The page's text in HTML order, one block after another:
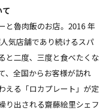
て
と魯肉飯のお店。2016 年
気店舗であり続けるスパ
と二度、三度と食べたくな
、全国からお客様が訪れ
える「ロカプレート」が定
り出される齋藤絵里シェフ